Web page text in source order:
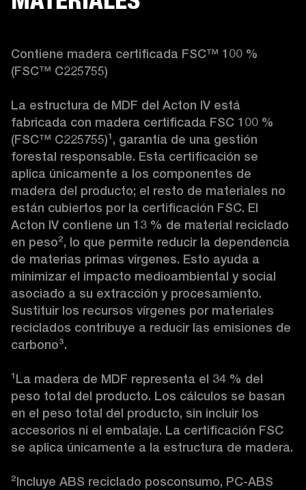
Contiene madera certificada FSC™ 100 %
(FSC™ C225755)
La estructura de MDF del Acton IV está
fabricada con madera certificada FSC 100 %
(FSC™ C225755)¹, garantía de una gestión
forestal responsable. Esta certificación se
aplica únicamente a los componentes de
madera del producto; el resto de materiales no
están cubiertos por la certificación FSC. El
Acton IV contiene un 13 % de material reciclado
en peso², lo que permite reducir la dependencia
de materias primas vírgenes. Esto ayuda a
minimizar el impacto medioambiental y social
asociado a su extracción y procesamiento.
Sustituir los recursos vírgenes por materiales
reciclados contribuye a reducir las emisiones de
carbono³.
¹La madera de MDF representa el 34 % del
peso total del producto. Los cálculos se basan
en el peso total del producto, sin incluir los
accesorios ni el embalaje. La certificación FSC
se aplica únicamente a la estructura de madera.
²Incluye ABS reciclado posconsumo, PC-ABS